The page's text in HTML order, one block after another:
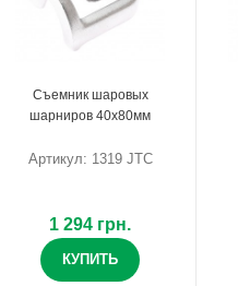
Съемник шаровых
шарниров 40х80мм
Артикул: 1319 JTC
1 294 грн.
КУПИТЬ